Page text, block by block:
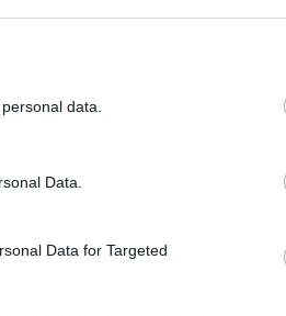
data.
Data.
Data for Targeted
V NAŠOM